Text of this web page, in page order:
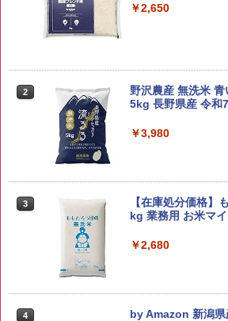
￥2,650
2
野沢農産 無洗米
5kg 長野県産 令和
￥3,980
3
【在庫処分価格】
kg 業務用 お米マ
￥2,680
4
by Amazon 新潟県